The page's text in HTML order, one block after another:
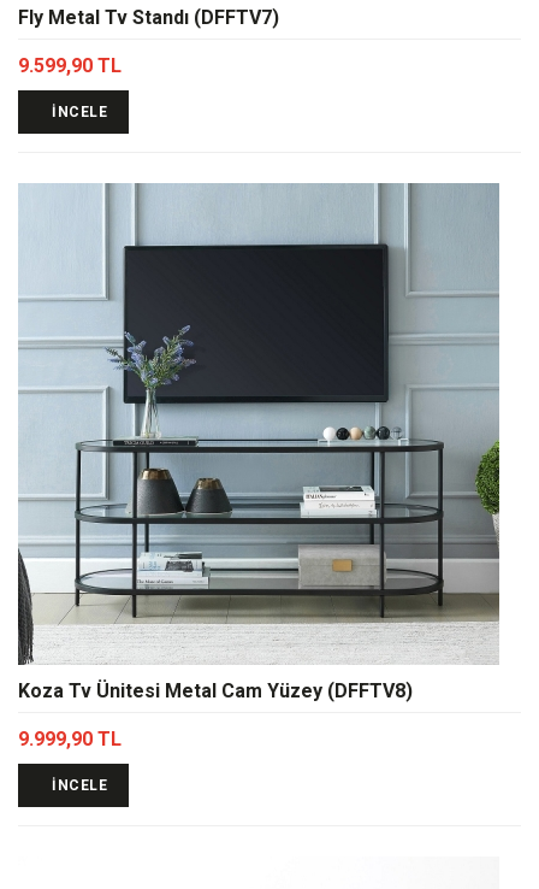
Fly Metal Tv Standı (DFFTV7)
9.599,90 TL
İNCELE
Koza Tv Ünitesi Metal Cam Yüzey (DFFTV8)
9.999,90 TL
İNCELE